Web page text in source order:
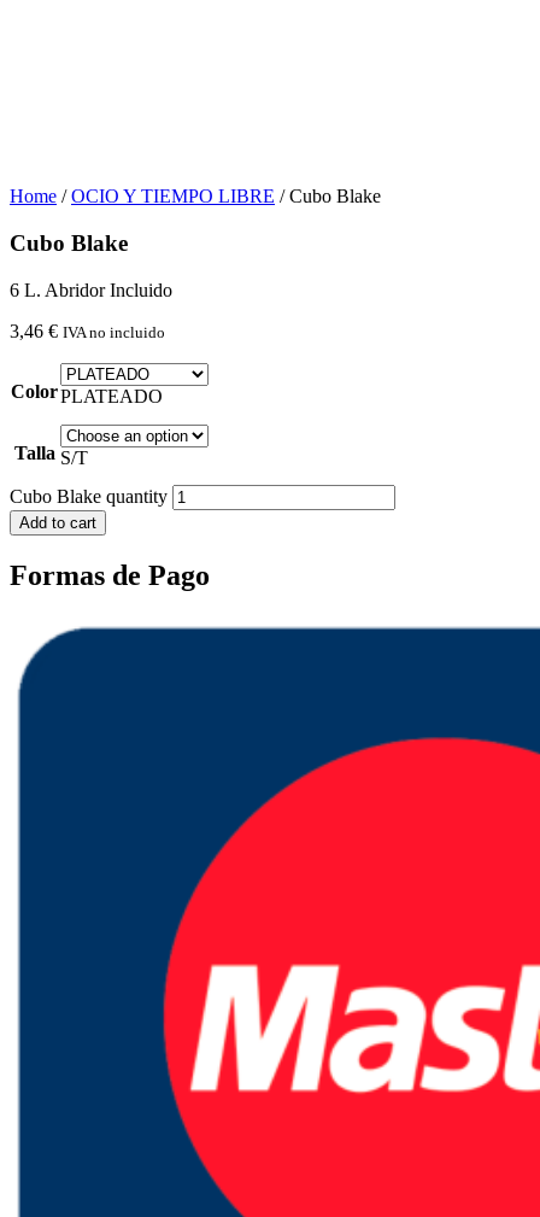
Home /OCIO Y TIEMPO LIBRE / Cubo Blake
Cubo Blake
6 L. Abridor Incluido
3,46 € IVA no incluido
ColorPLATEADO
Talla S/T
Cubo Blake quantity
Add to cart
Formas de Pago